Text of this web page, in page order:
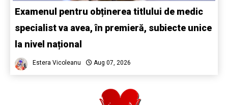
Examenul pentru obținerea titlului de medic
specialist va avea, în premieră, subiecte unice
la nivel național
Estera Vicoleanu Aug 07, 2026